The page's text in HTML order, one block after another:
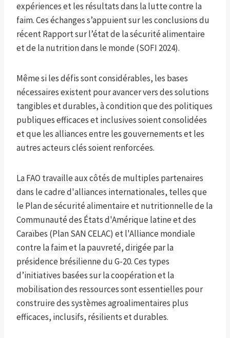
expériences et les résultats dans la lutte contre la
faim. Ces échanges s’appuient sur les conclusions du
récent Rapport sur l’état de la sécurité alimentaire
et de la nutrition dans le monde (SOFI 2024).
Même si les défis sont considérables, les bases
nécessaires existent pour avancer vers des solutions
tangibles et durables, à condition que des politiques
publiques efficaces et inclusives soient consolidées
et que les alliances entre les gouvernements et les
autres acteurs clés soient renforcées.
La FAO travaille aux côtés de multiples partenaires
dans le cadre d'alliances internationales, telles que
le Plan de sécurité alimentaire et nutritionnelle de la
Communauté des États d'Amérique latine et des
Caraïbes (Plan SAN CELAC) et l'Alliance mondiale
contre la faim et la pauvreté, dirigée par la
présidence brésilienne du G-20. Ces types
d’initiatives basées sur la coopération et la
mobilisation des ressources sont essentielles pour
construire des systèmes agroalimentaires plus
efficaces, inclusifs, résilients et durables.